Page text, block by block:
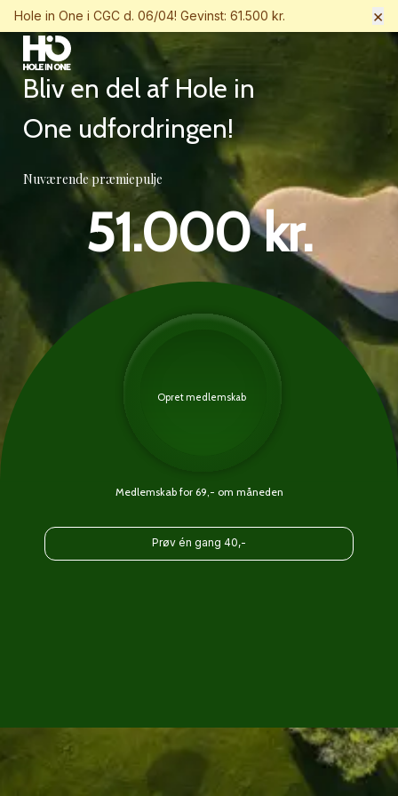
Hole in One i CGC d. 06/04! Gevinst: 61.500 kr. ×
Bliv en del af Hole in
One udfordringen!
Nuværende præmiepulje
51.000 kr.
Opret medlemskab
Medlemskab for 69,- om måneden
Prøv én gang 40,-